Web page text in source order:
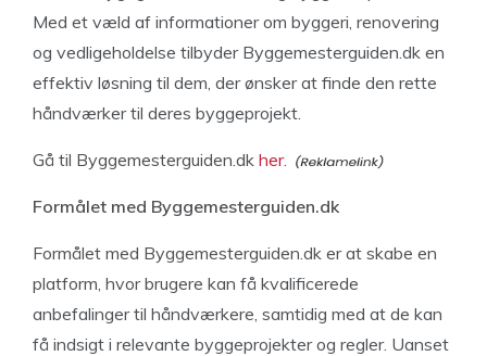
Med et væld af informationer om byggeri, renovering
og vedligeholdelse tilbyder Byggemesterguiden.dk en
effektiv løsning til dem, der ønsker at finde den rette
håndværker til deres byggeprojekt.
Gå til Byggemesterguiden.dk her.
Formålet med Byggemesterguiden.dk
Formålet med Byggemesterguiden.dk er at skabe en
platform, hvor brugere kan få kvalificerede
anbefalinger til håndværkere, samtidig med at de kan
få indsigt i relevante byggeprojekter og regler. Uanset